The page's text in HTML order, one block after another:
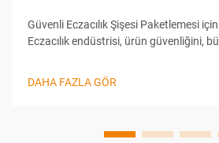
Güvenli Eczacılık Şişesi Paketlemesi
Eczacılık endüstrisi, ürün güvenliğini,
ihtiyaç duyar. Bu yüksek talepleri
DAHA FAZLA GÖR